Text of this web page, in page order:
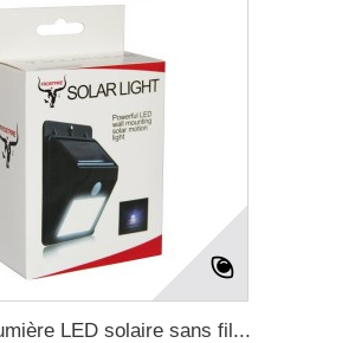
LED solaire sans fil...